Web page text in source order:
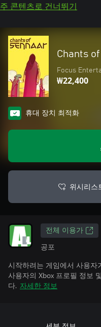
주 콘텐츠로 건너뛰기
Chants
Focus
₩22,400
휴대 장치 최적화
위시리스
전체 이용가
공포
시작하려는 게임에서 사용
사용자의 Xbox 프로필 정보
다. 자세한 정보